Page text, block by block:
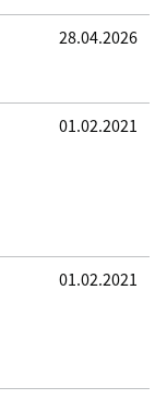
28.04.2026
01.02.2021
01.02.2021